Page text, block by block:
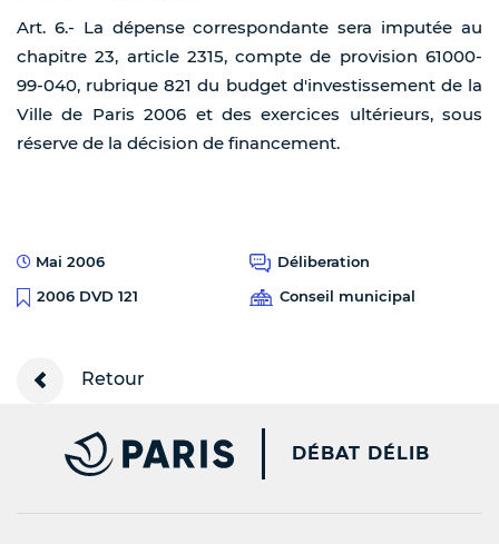
Art. 6.- La dépense correspondante sera imputée au
chapitre 23, article 2315, compte de provision 61000-
99-040, rubrique 821 du budget d'investissement de la
Ville de Paris 2006 et des exercices ultérieurs, sous
réserve de la décision de financement.
Mai 2006
Déliberation
2006 DVD 121
Conseil municipal
Retour
PARIS.FR [NEW
DÉBAT DÉLIB